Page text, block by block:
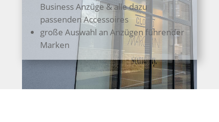
Business Anzüge & alle dazu
passenden Accessoires
große Auswahl an Anzügen führender
Marken